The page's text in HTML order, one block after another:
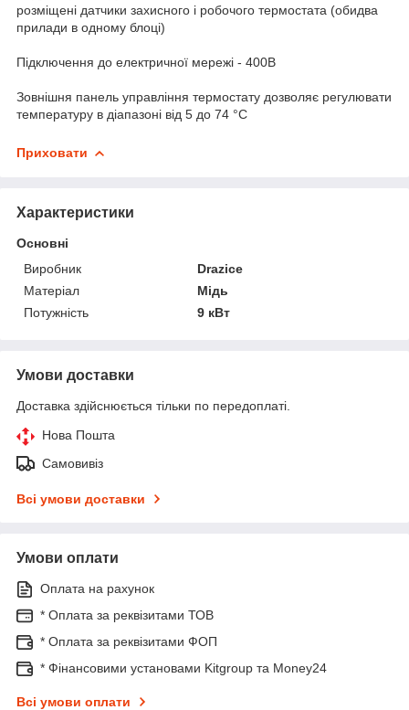
розміщені датчики захисного і робочого термостата (обидва
прилади в одному блоці)
Підключення до електричної мережі - 400В
Зовнішня панель управління термостату дозволяє регулювати
температуру в діапазоні від 5 до 74 °C
Приховати
Характеристики
Основні
Виробник
Drazice
Матеріал
Мідь
Потужність
9 кВт
Умови доставки
Доставка здійснюється тільки по передоплаті.
Нова Пошта
Самовивіз
Всі умови доставки
Умови оплати
Оплата на рахунок
* Оплата за реквізитами ТОВ
* Оплата за реквізитами ФОП
* Фінансовими установами Kitgroup та Money24
Всі умови оплати